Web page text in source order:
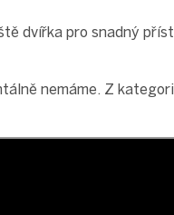
dvířka pro snadný
nemáme. Z